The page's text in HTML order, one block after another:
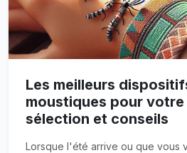
Les meilleurs
moustiques pour votre
sélection et conseils
Lorsque l'été arrive ou que vous